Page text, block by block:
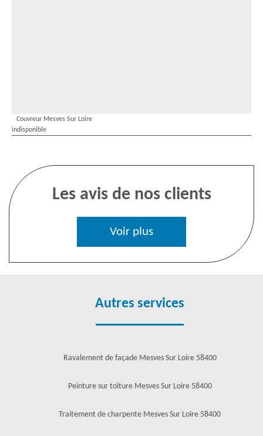
Couvreur Mesves Sur Loire
indisponible
Les avis de nos clients
Voir plus
Autres services
Ravalement de façade Mesves Sur Loire 58400
Peinture sur toiture Mesves Sur Loire 58400
Traitement de charpente Mesves Sur Loire 58400